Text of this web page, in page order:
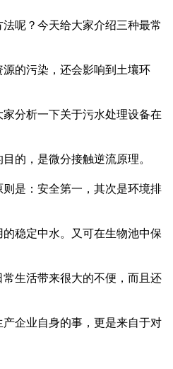
呢？今天给大家介绍三种最常
的污染，还会影响到土壤环
分析一下关于污水处理设备在
的，是微分接触逆流原理。
是：安全第一，其次是环境排
稳定中水。又可在生物池中保
生活带来很大的不便，而且还
企业自身的事，更是来自于对